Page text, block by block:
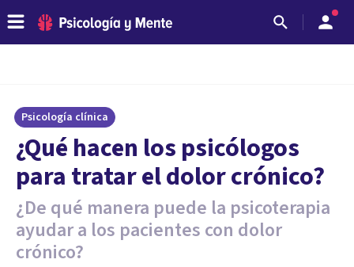
Psicología clínica
¿Qué hacen los psicólogos
para tratar el dolor crónico?
¿De qué manera puede la psicoterapia
ayudar a los pacientes con dolor
crónico?